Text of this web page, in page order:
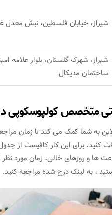
شیراز، خیابان فلسطین، نبش معدل
شیراز، شهرک گلستان، بلوار علامه
ساختمان مدیکال
متخصص کولپوسکوپی
به شما کمک می کند تا زمان
کنید. برای این کار کافیست از
و روزهای خالی، زمان مورد نظر
، به لینک درج شده مراجعه کنید.